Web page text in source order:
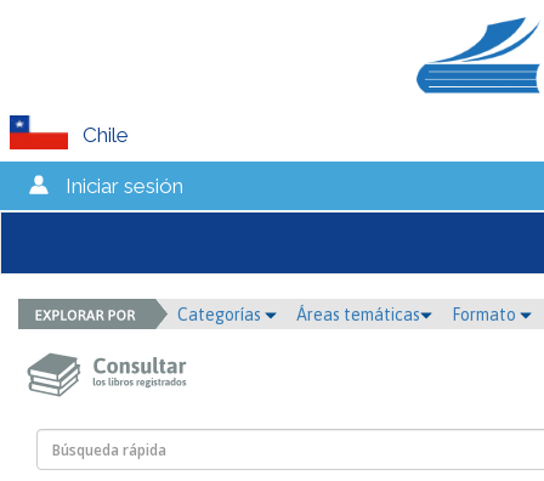
Chile
Iniciar sesión
Categorías Áreas temáticas Formato